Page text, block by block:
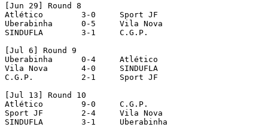
[Jun 29] Round 8
Atlético   	3-0	Sport JF
Uberabinha   	0-5	Vila Nova
SINDUFLA   	3-1	C.G.P.
[Jul 6] Round 9
Uberabinha   	0-4	Atlético
Vila Nova   	4-0	SINDUFLA
C.G.P.   	2-1	Sport JF
[Jul 13] Round 10
Atlético   	9-0	C.G.P.
Sport JF   	2-4	Vila Nova
SINDUFLA   	3-1	Uberabinha